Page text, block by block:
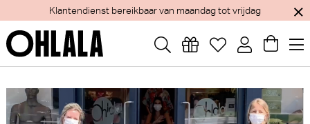
Jaarlijks verlof van 1 tem 15 augustus - Webshop blijft open